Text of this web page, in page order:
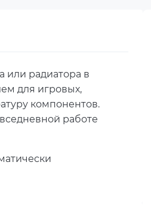
или радиатора в
для игровых,
компонентов.
работе